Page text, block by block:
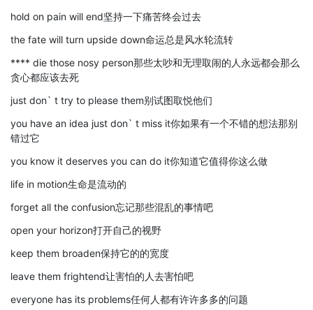
hold on pain will end坚持一下痛苦终会过去
the fate will turn upside down命运总是风水轮流转
**** die those nosy person那些太吵和无理取闹的人永远都会那么
贪心都应该去死
just don` t try to please them别试图取悦他们
you have an idea just don` t miss it你如果有一个不错的想法那别
错过它
you know it deserves you can do it你知道它值得你这么做
life in motion生命是流动的
forget all the confusion忘记那些混乱的事情吧
open your horizon打开自己的视野
keep them broaden保持它的的宽度
leave them frightend让害怕的人去害怕吧
everyone has its problems任何人都有许许多多的问题